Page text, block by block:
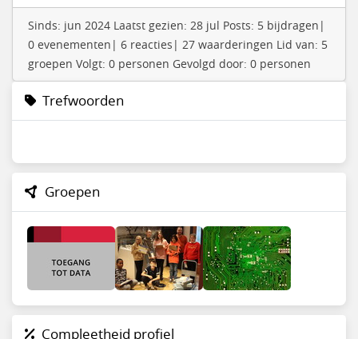
Sinds: jun 2024 Laatst gezien: 28 jul Posts: 5 bijdragen|
0 evenementen| 6 reacties| 27 waarderingen Lid van: 5
groepen Volgt: 0 personen Gevolgd door: 0 personen
Trefwoorden
Groepen
Compleetheid profiel